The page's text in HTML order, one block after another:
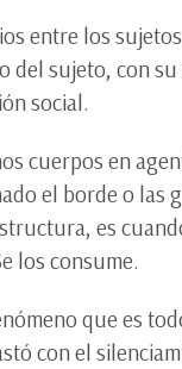
entre los
del sujeto, con
social.
cuerpos en
el borde o las
es
los consume.
que es
con el